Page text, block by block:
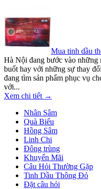
Mua tinh dầu
Hà Nội đang bước vào những
buốt hay với những sự thay
đang tìm sản phẩm phục vụ
với...
Xem chi tiết →
Nhân Sâm
Quà Biếu
Hồng Sâm
Linh Chi
Đông trùng
Khuyến Mãi
Câu Hỏi Thường Gặp
Tinh Dầu Thông Đỏ
Đặt câu hỏi